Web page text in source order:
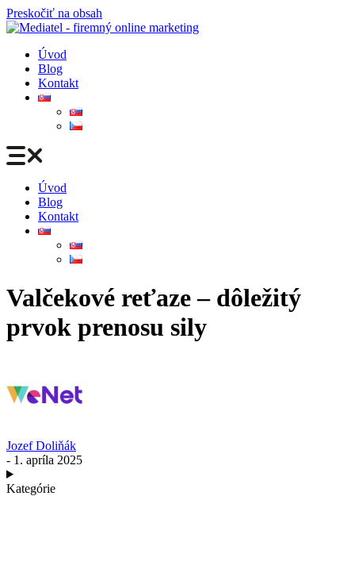
Preskočiť na obsah
Úvod
Blog
Kontakt
Úvod
Blog
Kontakt
Valčekové reťaze – dôležitý
prvok prenosu sily
Jozef Doliňák
- 1. apríla 2025
Kategórie